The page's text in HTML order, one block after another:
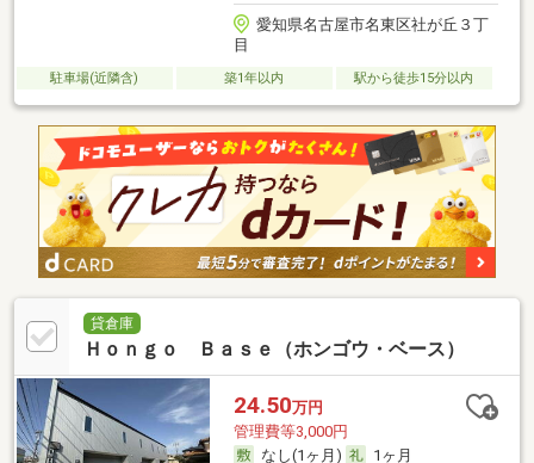
愛知県名古屋市名東区社が丘３丁
目
駐車場(近隣含) 築1年以内 駅から徒歩15分以内
貸倉庫
Ｈｏｎｇｏ Ｂａｓｅ（ホンゴウ・ベース）
24.50万円
管理費等3,000円
なし(1ヶ月)
1ヶ月